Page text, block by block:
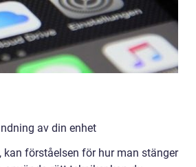
av din enhet
förståelsen för hur man stänger